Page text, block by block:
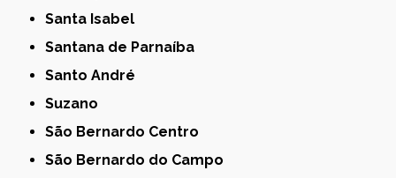
Santa Isabel
Santana de Parnaíba
Santo André
Suzano
São Bernardo Centro
São Bernardo do Campo